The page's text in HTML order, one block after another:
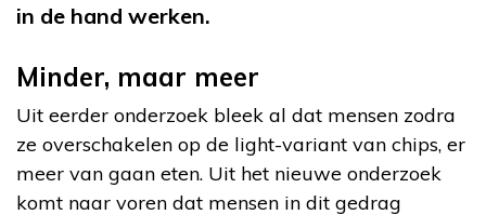
in de hand werken.
Minder, maar meer
Uit eerder onderzoek bleek al dat mensen zodra
ze overschakelen op de light-variant van chips, er
meer van gaan eten. Uit het nieuwe onderzoek
komt naar voren dat mensen in dit gedrag